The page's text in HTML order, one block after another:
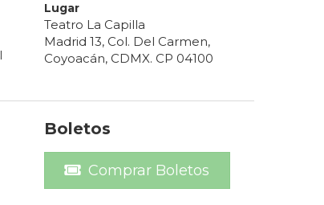
Lugar
Teatro La Capilla
Madrid 13, Col. Del Carmen,
Coyoacán, CDMX. CP 04100
Boletos
Comprar Boletos